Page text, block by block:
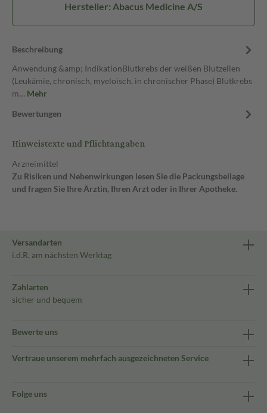
Hersteller: Abacus Medicine A/S
Beschreibung
Anwendung &amp; IndikationBlutkrebs der weißen Blutzellen
(Leukämie, chronisch, myeloisch, in chronischer Phase) Blutkrebs
m… Mehr
Bewertungen
Hinweistexte und Pflichtangaben
Arzneimittel
Zu Risiken und Nebenwirkungen lesen Sie die Packungsbeilage
und fragen Sie Ihre Ärztin, Ihren Arzt oder in Ihrer Apotheke.
Versandarten
i.d.R. am nächsten Werktag
Zahlarten
sicher und bequem
Bewerte uns
Vertraue unserem mehrfach ausgezeichneten Service
Folge uns